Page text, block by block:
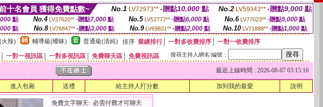
十名會員 獲得免費點數~ No.1 LV72973** -贈點10,000 點 No.2 LV59343** -贈點9,000 點
點 No.4 LV27620** -贈點7,000點 No.5 LV52777** -贈點6,000點 No.6 LV77023** -贈點5,000點
點 No.8 LV76847** -贈點3,000 點 No.9 LV69831** -贈點2,000點 No.10 LV71888** -贈點1,000 點
火辣) 輔導級(曖昧) 普通級(清純) 排序 業績排行│ 一對多收費排序
一對一收費排序
一對一視訊區 一對多視訊區 免費聊天區 免費視訊區 搜尋主持人網名/編號：
最近上線時間 : 2026-08-07 03:15:16
進入包廂 送禮 給主持人打分數 加到我的最愛 說明
免費文字聊天: 必需付費才可聊天